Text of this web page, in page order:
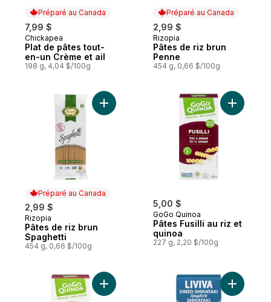
Préparé au Canada
7,99 $
Préparé au Canada
Chickapea
Plat de pâtes tout-
en-un Crème et ail
198 g, 4,04 $/100g
Préparé au Canada
2,99 $
Préparé au Canada
Rizopia
Pâtes de riz brun
Penne
454 g, 0,66 $/100g
Préparé au Canada
2,99 $
Préparé au Canada
Rizopia
Pâtes de riz brun
Spaghetti
454 g, 0,66 $/100g
Ajouter Pâtes de riz brun Spaghetti au
5,00 $
GoGo Quinoa
Pâtes Fusilli au riz et
quinoa
227 g, 2,20 $/100g
Ajouter
Ajouter Pâtes Macaroni au riz et quinoa
Ajouter